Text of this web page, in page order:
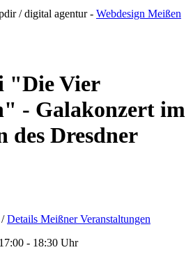
/ digital agentur - Webdesign Meißen
"Die Vier
- Galakonzert im
des Dresdner
/ Details Meißner Veranstaltungen
17:00 - 18:30 Uhr